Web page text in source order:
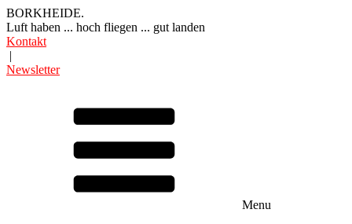
BORKHEIDE.
Luft haben ... hoch fliegen ... gut landen
Kontakt
|
Newsletter
Menu